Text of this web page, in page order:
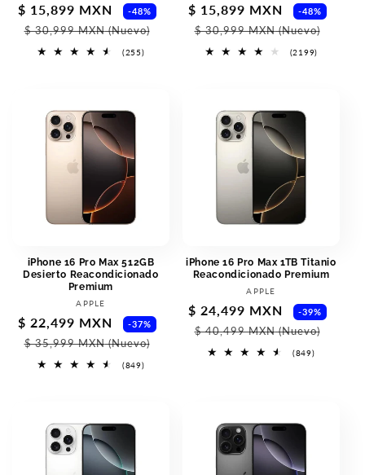
Sale
price
$ 15,899 MXN -48%
Regular
price
$ 30,999 MXN(Nuevo)
(255)255
Sale
price
$ 15,899 MXN -48%
$ 30,999 MXN(Nuevo)
(2199)2199
iPhone 16 Pro Max 512GB
Desierto Reacondicionado
Premium
Vendor:
APPLE
Sale
price
$ 22,499 MXN -37%
Regular
$ 35,999 MXN(Nuevo)
(849)849
iPhone 16 Pro Max 1TB Titanio
Reacondicionado Premium
Vendor:
APPLE
Sale
price
$ 24,499 MXN -39%
$ 40,499 MXN(Nuevo)
(849)849